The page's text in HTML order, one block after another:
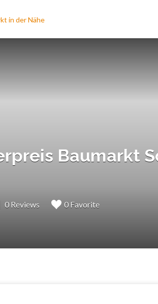
Baumarkt
0 Reviews 0 Favorite